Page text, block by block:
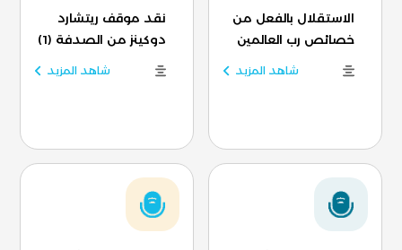
الاستقلال بالفعل من
خصائص رب العالمين
شاهد المزيد
نقد موقف ريتشارد
دوكينز من الصدفة (1)
شاهد المزيد